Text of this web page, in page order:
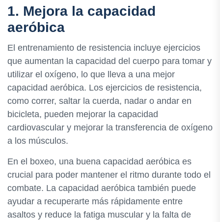
1. Mejora la capacidad
aeróbica
El entrenamiento de resistencia incluye ejercicios
que aumentan la capacidad del cuerpo para tomar y
utilizar el oxígeno, lo que lleva a una mejor
capacidad aeróbica. Los ejercicios de resistencia,
como correr, saltar la cuerda, nadar o andar en
bicicleta, pueden mejorar la capacidad
cardiovascular y mejorar la transferencia de oxígeno
a los músculos.
En el boxeo, una buena capacidad aeróbica es
crucial para poder mantener el ritmo durante todo el
combate. La capacidad aeróbica también puede
ayudar a recuperarte más rápidamente entre
asaltos y reduce la fatiga muscular y la falta de